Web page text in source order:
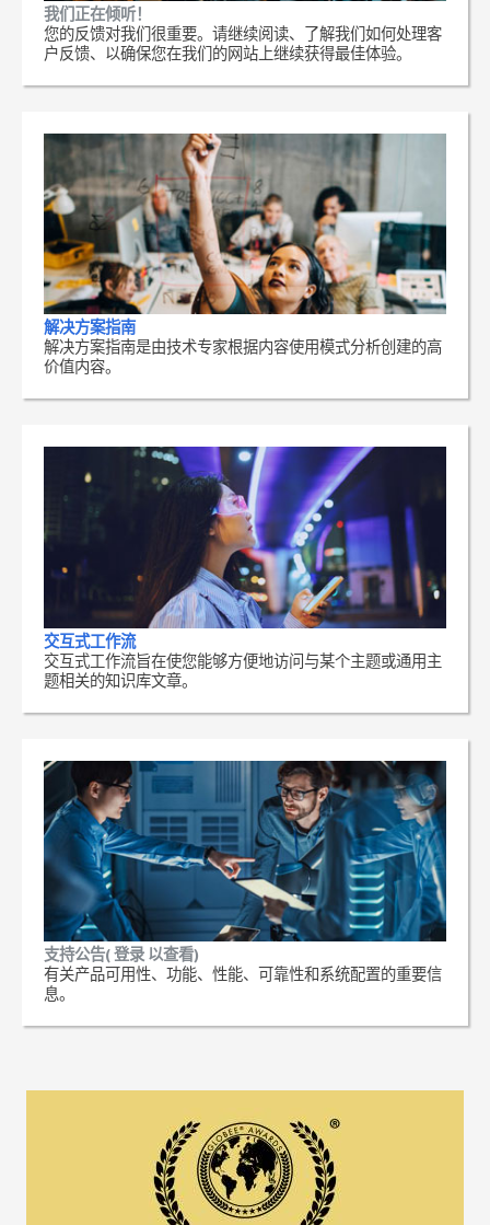
我们正在倾听！
您的反馈对我们很重要。请继续阅读、了解我们如何处理客
户反馈、以确保您在我们的网站上继续获得最佳体验。
解决方案指南
解决方案指南是由技术专家根据内容使用模式分析创建的高
价值内容。
交互式工作流
交互式工作流旨在使您能够方便地访问与某个主题或通用主
题相关的知识库文章。
支持公告( 登录 以查看)
有关产品可用性、功能、性能、可靠性和系统配置的重要信
息。